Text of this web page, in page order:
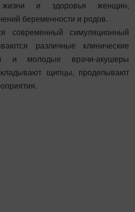
жизни и здоровья женщин,
беременности и родов.
современный симуляционный
различные клинические
и молодые врачи-акушеры
щипцы, проделывают